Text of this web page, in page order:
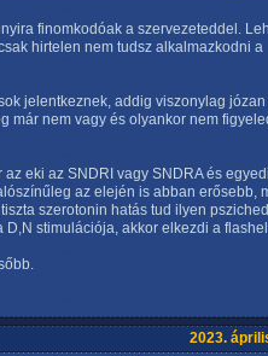
finomkodóak a szervezeteddel.
hirtelen nem tudsz alkalmazkodni a
jelentkeznek, addig viszonylag
már nem vagy és olyankor nem
eki az SNDRI vagy SNDRA és
az elején is abban erősebb,
szerotonin hatás tud ilyen
stimulációja, akkor elkezdi a
2023.